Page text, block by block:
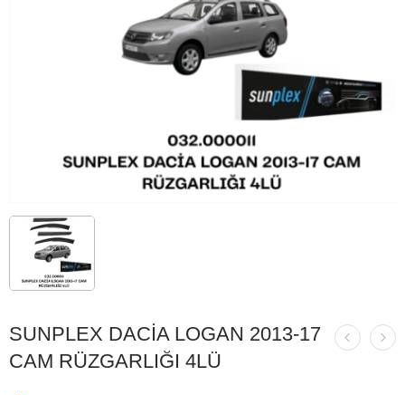
SUNPLEX DACİA LOGAN 2013-17
CAM RÜZGARLIĞI 4LÜ